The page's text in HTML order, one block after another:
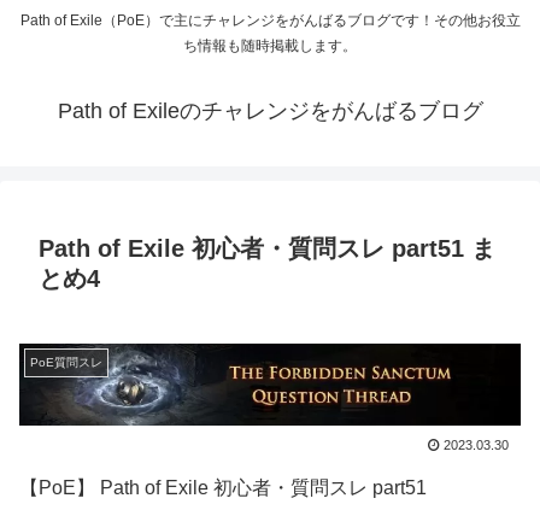
Path of Exile（PoE）で主にチャレンジをがんばるブログです！その他お役立
ち情報も随時掲載します。
Path of Exileのチャレンジをがんばるブログ
Path of Exile 初心者・質問スレ part51 ま
とめ4
PoE質問スレ
2023.03.30
【PoE】 Path of Exile 初心者・質問スレ part51